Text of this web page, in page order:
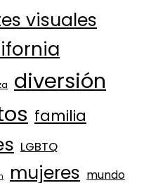
visuales
diversión
familia
LGBTQ
mujeres mundo